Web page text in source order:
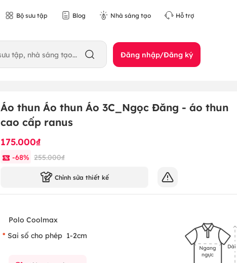
Bộ sưu tập Blog Nhà sáng tạo Hỗ trợ
Đăng nhập/Đăng ký
Áo thun Áo thun Áo 3C_Ngọc Đăng - áo thun
cao cấp ranus
175.000₫
-68% 255.000₫
Chỉnh sửa thiết kế
Polo Coolmax
Sai số cho phép 1-2cm